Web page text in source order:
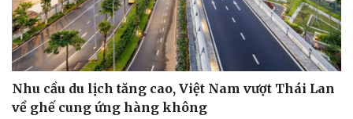
Nhu cầu du lịch tăng cao, Việt Nam vượt Thái Lan
về ghế cung ứng hàng không